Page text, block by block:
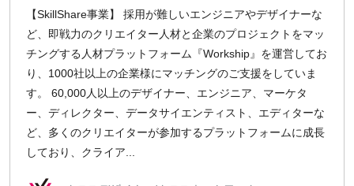
【SkillShare事業】 採用が難しいエンジニアやデザイナーな
ど、即戦力のクリエイター人材と企業のプロジェクトをマッ
チングする人材プラットフォーム『Workship』を運営してお
り、1000社以上の企業様にマッチングのご支援をしていま
す。 60,000人以上のデザイナー、エンジニア、マーケタ
ー、ディレクター、データサイエンティスト、エディターな
ど、多くのクリエイターが参加するプラットフォームに成長
しており、クライア...